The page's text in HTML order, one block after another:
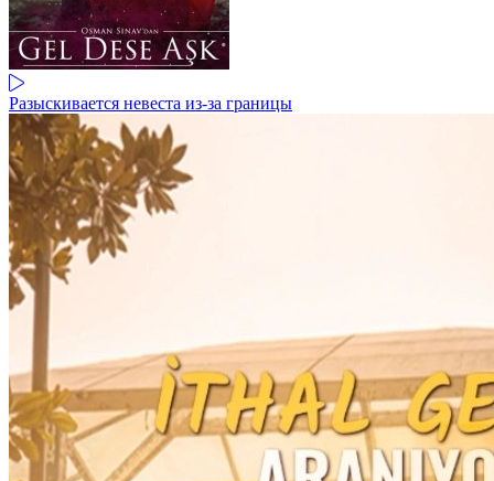
Разыскивается невеста из-за границы